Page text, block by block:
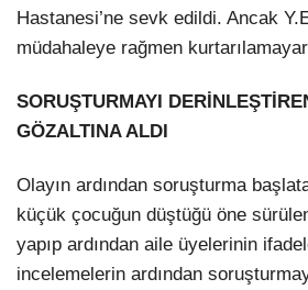
Hastanesi’ne sevk edildi. Ancak
müdahaleye rağmen
SORUŞTURMAYI
GÖZALTINA ALDI
Olayın ardından soruşturma
küçük çocuğun düştüğü öne
yapıp ardından aile üyelerinin
incelemelerin ardından